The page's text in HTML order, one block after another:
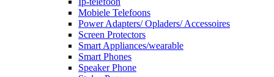
Mobiele Telefoons
Power Adapters/ Opladers/ Accessoires
Screen Protectors
Smart Appliances/wearable
Smart Phones
Speaker Phone